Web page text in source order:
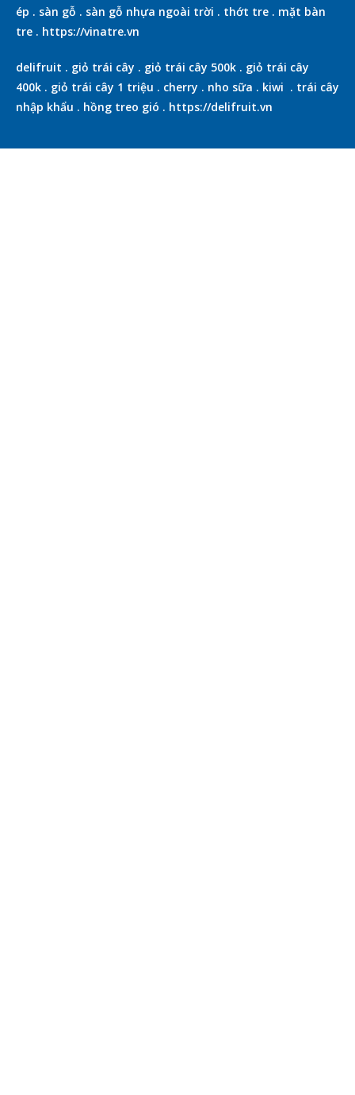
ép . sàn gỗ . sàn gỗ nhựa ngoài trời . thớt tre . mặt bàn
tre . https://vinatre.vn
delifruit . giỏ trái cây . giỏ trái cây 500k . giỏ trái cây
400k . giỏ trái cây 1 triệu . cherry . nho sữa . kiwi . trái cây
nhập khẩu . hồng treo gió . https://delifruit.vn